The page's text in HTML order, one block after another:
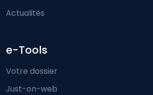
Actualités
e-Tools
Votre dossier
Just-on-web